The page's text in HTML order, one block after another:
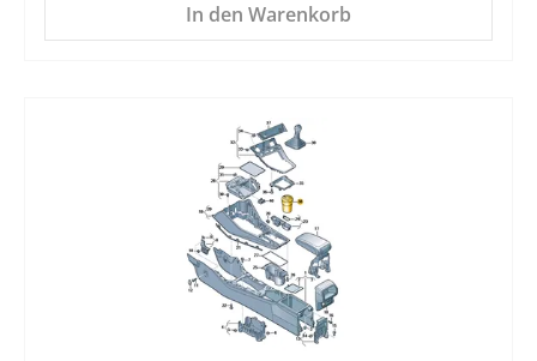
In den Warenkorb